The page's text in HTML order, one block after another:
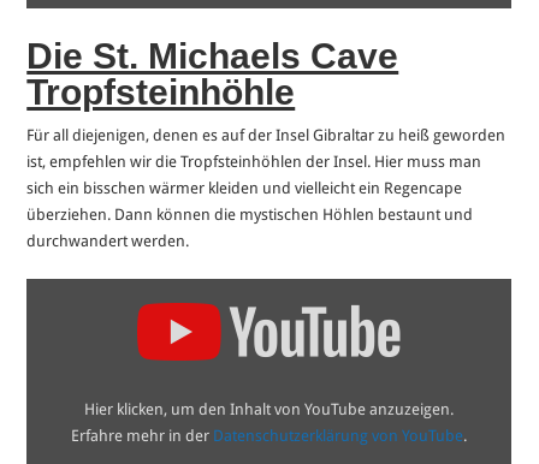
Die St. Michaels Cave
Tropfsteinhöhle
Für all diejenigen, denen es auf der Insel Gibraltar zu heiß geworden
ist, empfehlen wir die Tropfsteinhöhlen der Insel. Hier muss man
sich ein bisschen wärmer kleiden und vielleicht ein Regencape
überziehen. Dann können die mystischen Höhlen bestaunt und
durchwandert werden.
YouTube
anzeigen
Hier klicken, um den Inhalt von YouTube anzuzeigen.
Erfahre mehr in der Datenschutzerklärung von YouTube.